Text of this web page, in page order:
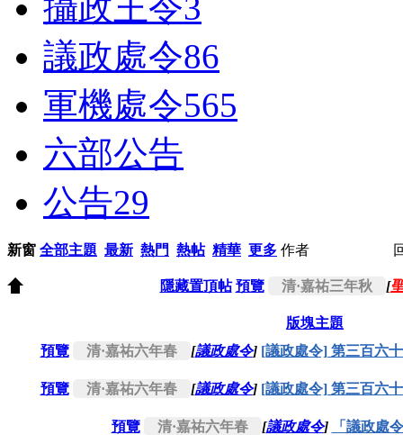
議政處令86
軍機處令565
六部公告
公告29
新窗 全部主題 最新 熱門 熱帖 精華 更多 作者
隱藏置頂帖 預覽 清·嘉祐三年秋 [
版塊主題
預覽
清·嘉祐六年春 [議政處令] [議政處令] 第三百六
預覽 清·嘉祐六年春 [議政處令] [議政處令] 第三百六
預覽 清·嘉祐六年春 [議政處令] 「議政處